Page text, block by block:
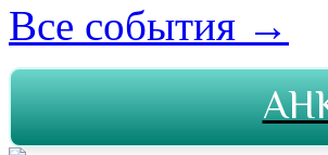
Все события →